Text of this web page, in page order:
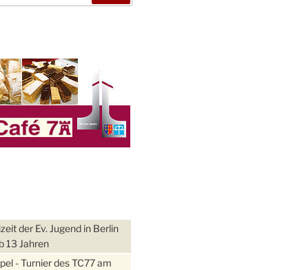
der Ev. Jugend in Berlin
13 Jahren
- Turnier des TC77 am